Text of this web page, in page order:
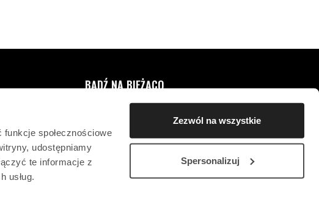
społecznościowe
udostępniamy
te informacje z
usług.
Zezwól na wszystkie
Spersonalizuj
BĄDŹ NA BIEŻĄCO
ZAPISZ SIĘ DO NEWSLETTERA